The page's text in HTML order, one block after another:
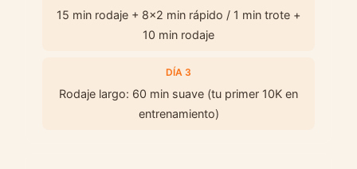
15 min rodaje + 8x2 min rápido / 1 min trote +
10 min rodaje
DÍA 3
Rodaje largo: 60 min suave (tu primer 10K en
entrenamiento)